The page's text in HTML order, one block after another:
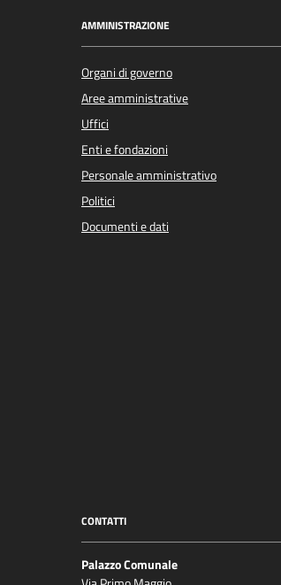
AMMINISTRAZIONE
Organi di governo
Aree amministrative
Uffici
Enti e fondazioni
Personale amministrativo
Politici
Documenti e dati
CONTATTI
Palazzo Comunale